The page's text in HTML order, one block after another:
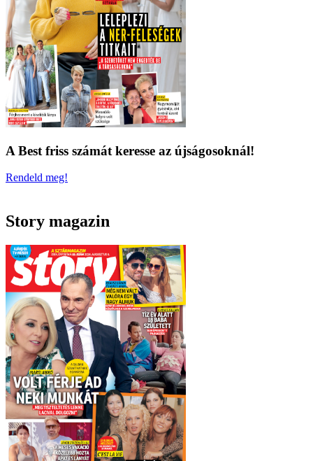
A Best friss számát keresse az újságosoknál!
Rendeld meg!
Story magazin